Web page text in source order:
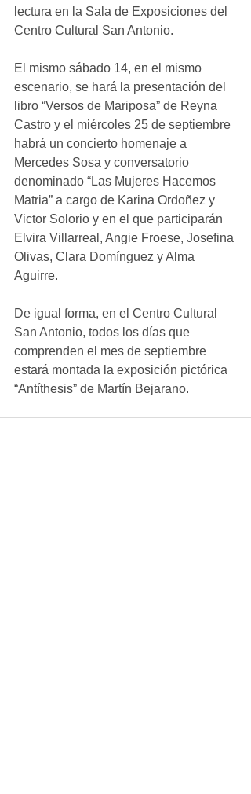
lectura en la Sala de Exposiciones del
Centro Cultural San Antonio.
El mismo sábado 14, en el mismo
escenario, se hará la presentación del
libro “Versos de Mariposa” de Reyna
Castro y el miércoles 25 de septiembre
habrá un concierto homenaje a
Mercedes Sosa y conversatorio
denominado “Las Mujeres Hacemos
Matria” a cargo de Karina Ordoñez y
Victor Solorio y en el que participarán
Elvira Villarreal, Angie Froese, Josefina
Olivas, Clara Domínguez y Alma
Aguirre.
De igual forma, en el Centro Cultural
San Antonio, todos los días que
comprenden el mes de septiembre
estará montada la exposición pictórica
“Antíthesis” de Martín Bejarano.